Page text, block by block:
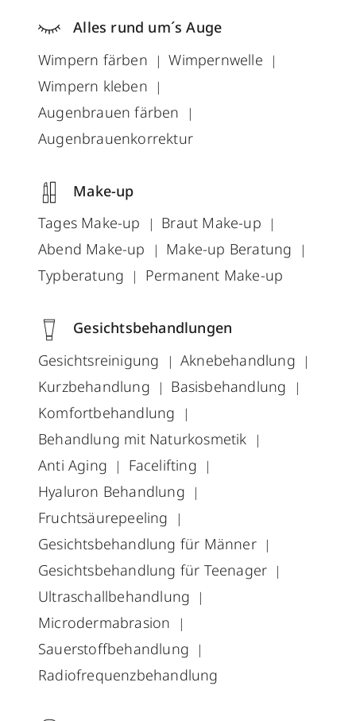
Alles rund um´s Auge
Wimpern färben
Wimpernwelle
Wimpern kleben
Augenbrauen färben
Augenbrauenkorrektur
Make-up
Tages Make-up
Braut Make-up
Abend Make-up
Make-up Beratung
Typberatung
Permanent Make-up
Gesichtsbehandlungen
Gesichtsreinigung
Aknebehandlung
Kurzbehandlung
Basisbehandlung
Komfortbehandlung
Behandlung mit Naturkosmetik
Anti Aging
Facelifting
Hyaluron Behandlung
Fruchtsäurepeeling
Gesichtsbehandlung für Männer
Gesichtsbehandlung für Teenager
Ultraschallbehandlung
Microdermabrasion
Sauerstoffbehandlung
Radiofrequenzbehandlung